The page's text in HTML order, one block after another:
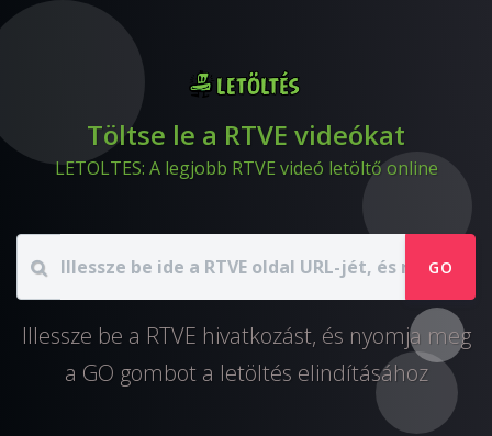
Töltse le a RTVE videókat
LETOLTES: A legjobb RTVE videó letöltő online
GO
Illessze be a RTVE hivatkozást, és nyomja meg
a GO gombot a letöltés elindításához